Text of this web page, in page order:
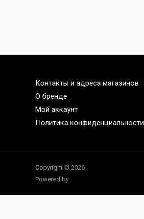
Контакты и адреса магазинов
О бренде
Мой аккаунт
Политика конфиденциальности
Copyright © 2026
Powered by